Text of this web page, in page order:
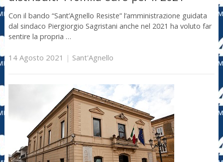
Con il bando “Sant’Agnello Resiste” l’amministrazione guidata
dal sindaco Piergiorgio Sagristani anche nel 2021 ha voluto far
sentire la propria …
14 Agosto 2021 | Sant'Agnello